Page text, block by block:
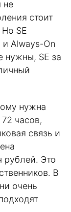
не
стоит
Но SE
Always-On
нужны, SE за
нужна
часов,
связь и
рублей. Это
В
очень